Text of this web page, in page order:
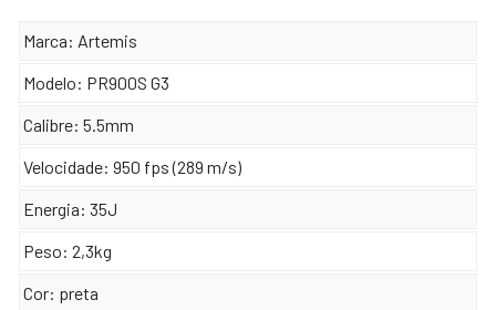
Marca: Artemis
Modelo: PR900S G3
Calibre: 5.5mm
Velocidade: 950 fps (289 m/s)
Energia: 35J
Peso: 2,3kg
Cor: preta